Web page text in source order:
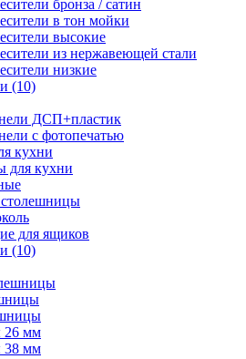
бронза / сатин
в тон мойки
высокие
из нержавеющей стали
низкие
(10)
ДСП+пластик
с фотопечатью
кухни
для кухни
для ящиков
(10)
26 мм
38 мм